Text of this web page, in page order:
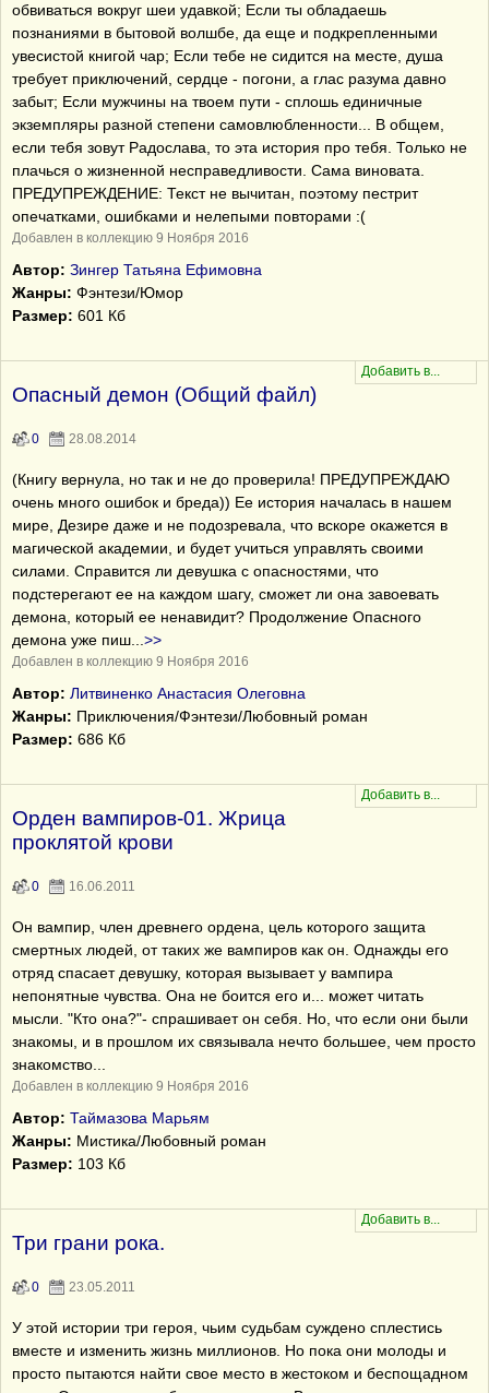
обвиваться вокруг шеи удавкой; Если ты обладаешь
познаниями в бытовой волшбе, да еще и подкрепленными
увесистой книгой чар; Если тебе не сидится на месте, душа
требует приключений, сердце - погони, а глас разума давно
забыт; Если мужчины на твоем пути - сплошь единичные
экземпляры разной степени самовлюбленности... В общем,
если тебя зовут Радослава, то эта история про тебя. Только не
плачься о жизненной несправедливости. Сама виновата.
ПРЕДУПРЕЖДЕНИЕ: Текст не вычитан, поэтому пестрит
опечатками, ошибками и нелепыми повторами :(
Добавлен в коллекцию 9 Ноября 2016
Автор: Зингер Татьяна Ефимовна
Жанры: Фэнтези/Юмор
Размер: 601 Кб
Опасный демон (Общий файл)
0 28.08.2014
(Книгу вернула, но так и не до проверила! ПРЕДУПРЕЖДАЮ
очень много ошибок и бреда)) Ее история началась в нашем
мире, Дезире даже и не подозревала, что вскоре окажется в
магической академии, и будет учиться управлять своими
силами. Справится ли девушка с опасностями, что
подстерегают ее на каждом шагу, сможет ли она завоевать
демона, который ее ненавидит? Продолжение Опасного
демона уже пиш
>>
Добавлен в коллекцию 9 Ноября 2016
Автор: Литвиненко Анастасия Олеговна
Жанры: Приключения/Фэнтези/Любовный роман
Размер: 686 Кб
Орден вампиров-01. Жрица
проклятой крови
0 16.06.2011
Он вампир, член древнего ордена, цель которого защита
смертных людей, от таких же вампиров как он. Однажды его
отряд спасает девушку, которая вызывает у вампира
непонятные чувства. Она не боится его и... может читать
мысли. "Кто она?"- спрашивает он себя. Но, что если они были
знакомы, и в прошлом их связывала нечто большее, чем просто
знакомство...
Добавлен в коллекцию 9 Ноября 2016
Автор: Таймазова Марьям
Жанры: Мистика/Любовный роман
Размер: 103 Кб
Три грани рока.
0 23.05.2011
У этой истории три героя, чьим судьбам суждено сплестись
вместе и изменить жизнь миллионов. Но пока они молоды и
просто пытаются найти свое место в жестоком и беспощадном